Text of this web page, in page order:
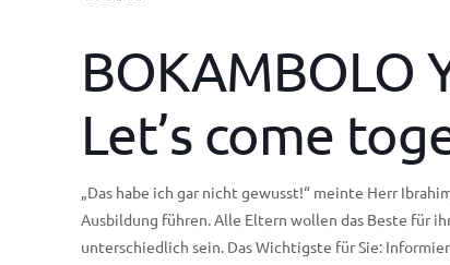
BOKAMBOLO
Let’s come
„Das habe ich gar nicht gewusst!“ meinte Herr
Ausbildung führen. Alle Eltern wollen das Beste für
unterschiedlich sein. Das Wichtigste für Sie: